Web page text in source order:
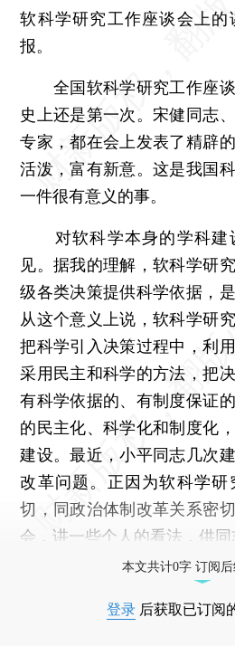
软科学研究工作座谈会上的
报。
全国软科学研究工作座谈
史上还是第一次。宋健同志
专家，都在会上发表了精辟
活泼，富有新意。这是我国
一件很有意义的事。
对软科学本身的学科建
见。据我的理解，软科学研
级各类决策提供科学依据，
从这个意义上说，软科学研
把科学引入决策过程中，利
采用民主和科学的方法，把
有科学依据的、有制度保证
的民主化、科学化和制度化
建设。最近，小平同志几次
改革问题。正因为软科学
切，同政治体制改革关系密
会，讲一些个人的看法，供同
本文共计0字 订阅
登录 后获取已订阅